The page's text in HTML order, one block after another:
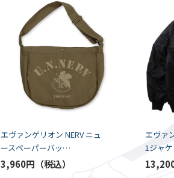
エヴァンゲリオン NERV ニュ
ースペーパーバッ
グ/MOSS（COSPA）
3,960円
エヴァ
1ジャ